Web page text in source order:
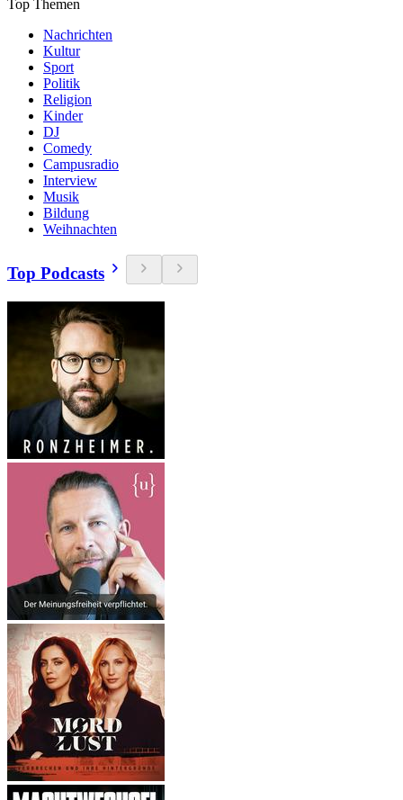
Top Themen
Nachrichten
Kultur
Sport
Politik
Religion
Kinder
DJ
Comedy
Campusradio
Interview
Musik
Bildung
Weihnachten
Top Podcasts